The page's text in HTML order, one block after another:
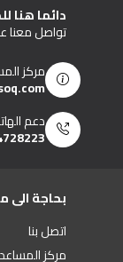
دائما هنا
تواصل معنا
مركز
دعم
بحاجة الى
اتصل بنا
مركز